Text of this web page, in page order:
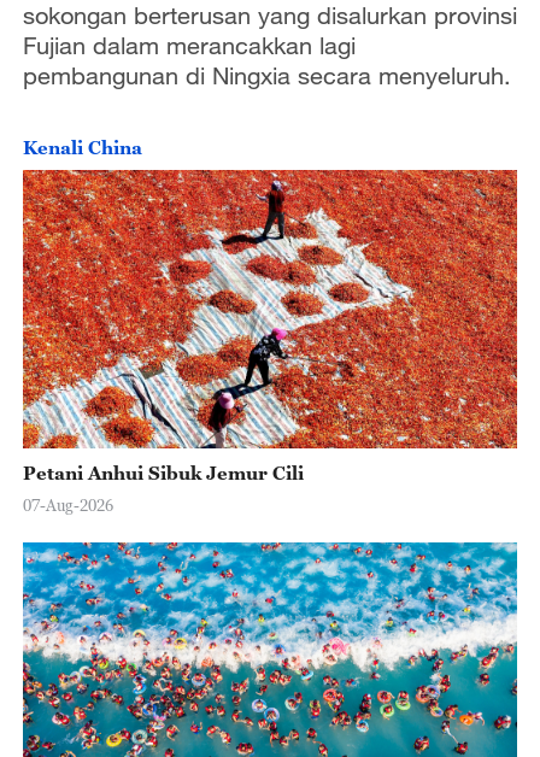
sokongan berterusan yang disalurkan provinsi
Fujian dalam merancakkan lagi
pembangunan di Ningxia secara menyeluruh.
Kenali China
Petani Anhui Sibuk Jemur Cili
07-Aug-2026